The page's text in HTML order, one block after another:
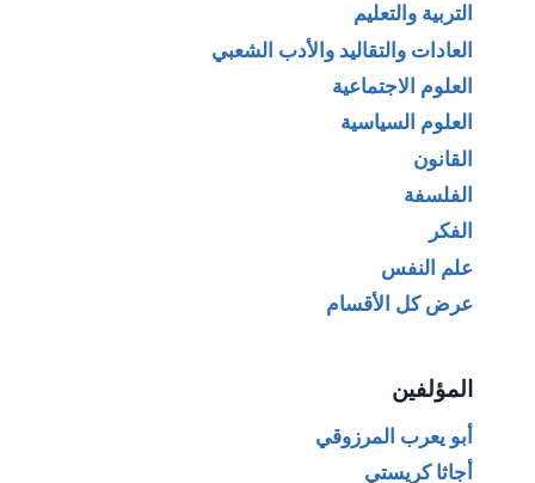
التربية والتعليم
العادات والتقاليد والأدب الشعبي
العلوم الاجتماعية
العلوم السياسية
القانون
الفلسفة
الفكر
علم النفس
عرض كل الأقسام
المؤلفين
أبو يعرب المرزوقي
أجاثا كريستي